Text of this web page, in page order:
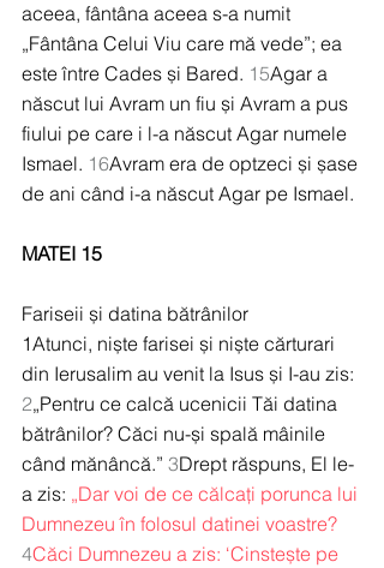
aceea, fântâna aceea s-a numit
„Fântâna Celui Viu care mă vede”; ea
este între Cades și Bared. 15Agar a
născut lui Avram un fiu și Avram a pus
fiului pe care i l-a născut Agar numele
Ismael. 16Avram era de optzeci și șase
de ani când i-a născut Agar pe Ismael.
MATEI 15
Fariseii și datina bătrânilor
1Atunci, niște farisei și niște cărturari
din Ierusalim au venit la Isus și I-au zis:
2„Pentru ce calcă ucenicii Tăi datina
bătrânilor? Căci nu-și spală mâinile
când mănâncă.” 3Drept răspuns, El le-
a zis: „Dar voi de ce călcați porunca lui
Dumnezeu în folosul datinei voastre?
4Căci Dumnezeu a zis: ‘Cinstește pe